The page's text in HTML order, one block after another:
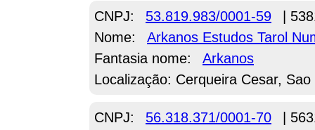
CNPJ: 53.819.983/0001-59
|
Nome:
Arkanos Estudos Tarol
Fantasia nome:
Arkanos
Localização: Cerqueira Cesar,
CNPJ: 56.318.371/0001-70
|